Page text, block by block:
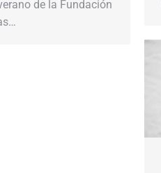
de la Fundación